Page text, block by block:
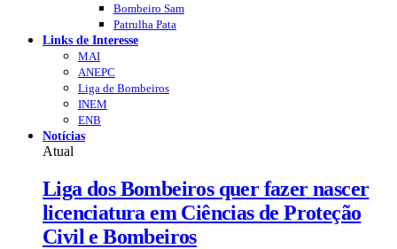
Bombeiro Sam
Patrulha Pata
Links de Interesse
MAI
ANEPC
Liga de Bombeiros
INEM
ENB
Notícias
Atual
Liga dos Bombeiros quer fazer nascer
licenciatura em Ciências de Proteção
Civil e Bombeiros